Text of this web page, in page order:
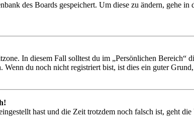
des Boards gespeichert. Um diese zu ändern, gehe
In diesem Fall solltest du im „Persönlichen Bereich“
du noch nicht registriert bist, ist dies ein guter
hast und die Zeit trotzdem noch falsch ist, geht